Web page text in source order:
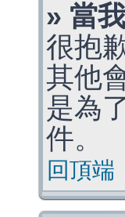
» 當
很抱
其他
是為
件。
回頂端